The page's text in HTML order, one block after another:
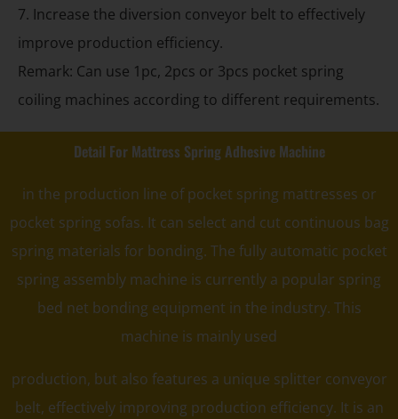
7. Increase the diversion conveyor belt to effectively
improve production efficiency.
Remark: Can use 1pc, 2pcs or 3pcs pocket spring
coiling machines according to different requirements.
Detail For Mattress Spring Adhesive Machine
in the production line of pocket spring mattresses or
pocket spring sofas. It can select and cut continuous bag
spring materials for bonding. The fully automatic pocket
spring assembly machine is currently a popular spring
bed net bonding equipment in the industry. This
machine is mainly used
production, but also features a unique splitter conveyor
belt, effectively improving production efficiency. It is an